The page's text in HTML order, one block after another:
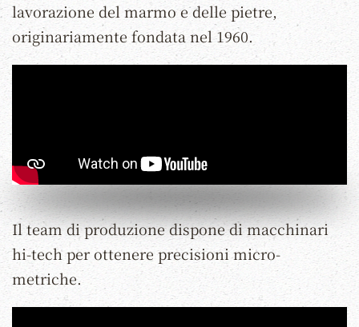
lavorazione del marmo e delle pietre,
originariamente fondata nel 1960.
Il team di produzione dispone di macchinari
hi-tech per ottenere precisioni micro-
metriche.